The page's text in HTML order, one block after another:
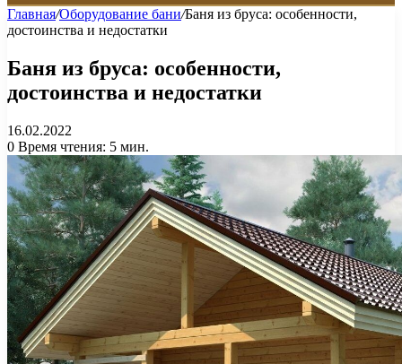
Главная/Оборудование бани/Баня из бруса: особенности,
достоинства и недостатки
Баня из бруса: особенности,
достоинства и недостатки
16.02.2022
0 Время чтения: 5 мин.